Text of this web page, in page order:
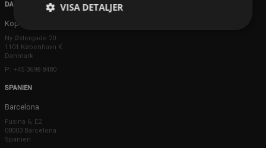
DANMARK
Köpenhamn
Ny Østergade 20
1101 København K
Danmark
P: +45 3698 8480
SPANIEN
Barcelona
Fusina 6, E2
08003 Barcelona
Spanien
VISA DETALJER